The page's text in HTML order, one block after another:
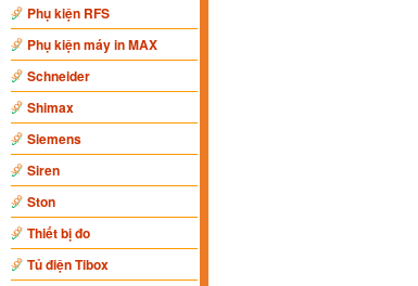
Phụ kiện RFS
Phụ kiện máy in MAX
Schneider
Shimax
Siemens
Siren
Ston
Thiết bị đo
Tủ điện Tibox